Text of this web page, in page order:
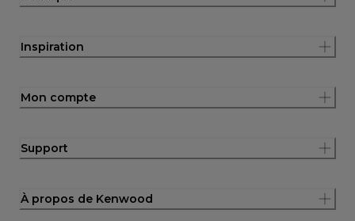
Inspiration
Mon compte
Support
À propos de Kenwood